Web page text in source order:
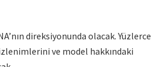
direksiyonunda olacak. Yüzlerce
ve model hakkındaki